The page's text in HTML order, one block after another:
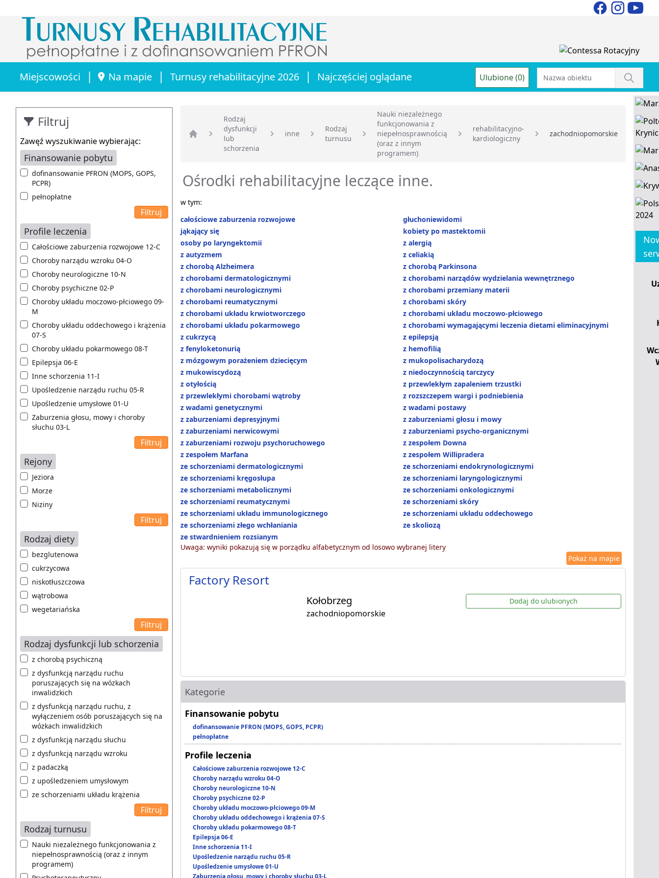
Miejscowości | Na mapie | Turnusy rehabilitacyjne 2026 | Najczęściej oglądane Ulubione (0)
Filtruj
Zawęź wyszukiwanie wybierając:
Finansowanie pobytu
dofinansowanie PFRON (MOPS, GOPS,
PCPR)
pełnopłatne
Profile leczenia
Całościowe zaburzenia rozwojowe 12-C
Choroby narządu wzroku 04-O
Choroby neurologiczne 10-N
Choroby psychiczne 02-P
Choroby układu moczowo-płciowego 09-
M
Choroby układu oddechowego i krążenia
07-S
Choroby układu pokarmowego 08-T
Epilepsja 06-E
Inne schorzenia 11-I
Upośledzenie narządu ruchu 05-R
Upośledzenie umysłowe 01-U
Zaburzenia głosu, mowy i choroby
słuchu 03-L
Rejony
Jeziora
Morze
Niziny
Rodzaj diety
bezglutenowa
cukrzycowa
niskotłuszczowa
wątrobowa
wegetariańska
Rodzaj dysfunkcji lub schorzenia
z chorobą psychiczną
z dysfunkcją narządu ruchu
poruszających się na wózkach
inwalidzkich
z dysfunkcją narządu ruchu, z
wyłączeniem osób poruszających się na
wózkach inwalidzkich
z dysfunkcją narządu słuchu
z dysfunkcją narządu wzroku
z padaczką
z upośledzeniem umysłowym
ze schorzeniami układu krążenia
Rodzaj turnusu
Nauki niezależnego funkcjonowania z
niepełnosprawnością (oraz z innym
programem)
Strona główna
Rodzaj
dysfunkcji
lub
schorzenia
inne
Rodzaj
turnusu
Nauki niezależnego
funkcjonowania z
niepełnosprawnością
(oraz z innym
programem)
rehabilitacyjno-
kardiologiczny
zachodniopomorskie
Ośrodki rehabilitacyjne leczące inne.
w tym:
całościowe zaburzenia rozwojowe
głuchoniewidomi
jąkający się
kobiety po mastektomii
osoby po laryngektomii
z alergią
z autyzmem
z celiakią
z chorobą Alzheimera
z chorobą Parkinsona
z chorobami dermatologicznymi
z chorobami narządów wydzielania wewnętrznego
z chorobami neurologicznymi
z chorobami przemiany materii
z chorobami reumatycznymi
z chorobami skóry
z chorobami układu krwiotworczego
z chorobami układu moczowo-płciowego
z chorobami układu pokarmowego
z chorobami wymagającymi leczenia dietami eliminacyjnymi
z cukrzycą
z epilepsją
z fenyloketonurią
z hemofilią
z mózgowym porażeniem dziecięcym
z mukopolisacharydozą
z mukowiscydozą
z niedoczynnością tarczycy
z otyłością
z przewlekłym zapaleniem trzustki
z przewlekłymi chorobami wątroby
z rozszczepem wargi i podniebienia
z wadami genetycznymi
z wadami postawy
z zaburzeniami depresyjnymi
z zaburzeniami głosu i mowy
z zaburzeniami nerwicowymi
z zaburzeniami psycho-organicznymi
z zaburzeniami rozwoju psychoruchowego
z zespołem Downa
z zespołem Marfana
z zespołem Willipradera
ze schorzeniami dermatologicznymi
ze schorzeniami endokrynologicznymi
ze schorzeniami kręgosłupa
ze schorzeniami laryngologicznymi
ze schorzeniami metabolicznymi
ze schorzeniami onkologicznymi
ze schorzeniami reumatycznymi
ze schorzeniami skóry
ze schorzeniami układu immunologicznego
ze schorzeniami układu oddechowego
ze schorzeniami złego wchłaniania
ze skoliozą
ze stwardnieniem rozsianym
Uwaga: wyniki pokazują się w porządku alfabetycznym od losowo wybranej litery
Pokaż na mapie
Factory Resort
Kołobrzeg
zachodniopomorskie
Dodaj do ulubionych
Kategorie
Finansowanie pobytu
dofinansowanie PFRON (MOPS, GOPS, PCPR)
pełnopłatne
Profile leczenia
Całościowe zaburzenia rozwojowe 12-C
Choroby narządu wzroku 04-O
Choroby neurologiczne 10-N
Choroby psychiczne 02-P
Choroby układu moczowo-płciowego 09-M
Choroby układu oddechowego i krążenia 07-S
Choroby układu pokarmowego 08-T
Epilepsja 06-E
Inne schorzenia 11-I
Upośledzenie narządu ruchu 05-R
Upośledzenie umysłowe 01-U
Zaburzenia głosu, mowy i choroby słuchu 03-L